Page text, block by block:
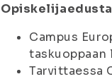
Campus
Tarvittaessa